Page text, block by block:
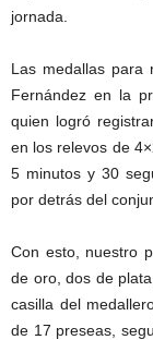
jornada.
Las medallas para
Fernández en la
quien logró
en los relevos de
5 minutos y 30
por detrás del
Con esto, nuestro
de oro, dos de
casilla del
de 17 preseas,